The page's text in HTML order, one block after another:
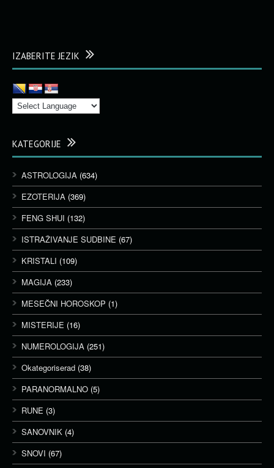
IZABERITE JEZIK
KATEGORIJE
ASTROLOGIJA (634)
EZOTERIJA (369)
FENG SHUI (132)
ISTRAŽIVANJE SUDBINE (67)
KRISTALI (109)
MAGIJA (233)
MESEČNI HOROSKOP (1)
MISTERIJE (16)
NUMEROLOGIJA (251)
Okategoriserad (38)
PARANORMALNO (5)
RUNE (3)
SANOVNIK (4)
SNOVI (67)